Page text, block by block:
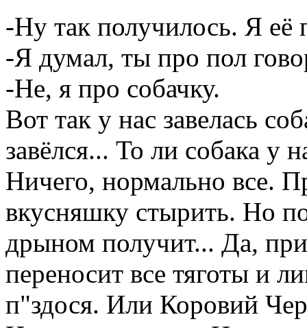
-Ну так получилось. Я её
-Я думал, ты про пол
-Не, я про собачку.
Вот так у нас завелась
завёлся... То ли собака у
Ничего, нормально все.
вкусняшку стырить. Но
дрыном получит... Да,
переносит все тяготы и
п"здося. Или Коровий